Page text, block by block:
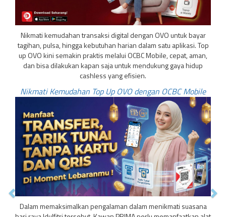
Nikmati kemudahan transaksi digital dengan OVO untuk bayar
tagihan, pulsa, hingga kebutuhan harian dalam satu aplikasi. Top
up OVO kini semakin praktis melalui OCBC Mobile, cepat, aman,
dan bisa dilakukan kapan saja untuk mendukung gaya hidup
cashless yang efisien.
Nikmati Kemudahan Top Up OVO dengan OCBC Mobile
Dalam memaksimalkan pengalaman dalam menikmati suasana